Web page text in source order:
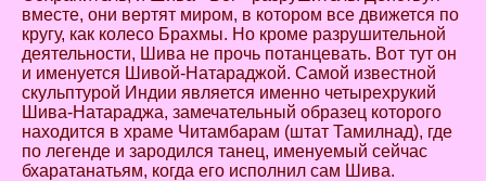
вместе, они вертят миром, в котором все движется по
кругу, как колесо Брахмы. Но кроме разрушительной
деятельности, Шива не прочь потанцевать. Вот тут он
и именуется Шивой-Натараджой. Самой известной
скульптурой Индии является именно четырехрукий
Шива-Натараджа, замечательный образец которого
находится в храме Читамбарам (штат Тамилнад), где
по легенде и зародился танец, именуемый сейчас
бхаратанатьям, когда его исполнил сам Шива.